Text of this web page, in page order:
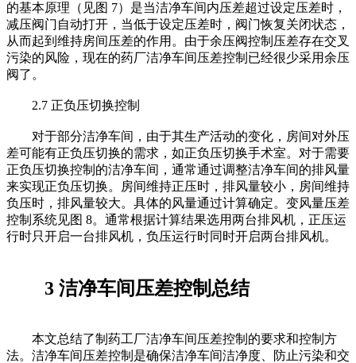
的基本原理（见图 7）是当洁净车间内压差超过设定压差时，
减压阀门自动打开，当低于设定压差时，阀门恢复关闭状态，
从而起到维持房间压差的作用。由于余压阀控制压差存在交叉
污染的风险，现在的药厂洁净车间压差控制已经很少采用余压
阀了。
2.7 正负压切换控制
对于部分洁净车间，由于其生产活动的变化，房间对外压
差可能有正负压切换的需求，如正负压切换手术室。对于需要
正负压切换控制的洁净车间，通常通过调整洁净车间的排风量
来实现正负压切换。房间维持正压时，排风量较小，房间维持
负压时，排风量较大。具体的风量通过计算确定。变风量压差
控制系统见图 8。通常根据计算结果选用两台排风机，正压运
行时只开启一台排风机，负压运行时同时开启两台排风机。
3 洁净车间压差控制总结
本文总结了制药工厂洁净车间压差控制的要求和控制方
法。洁净车间压差控制是确保洁净车间洁净度、防止污染和交